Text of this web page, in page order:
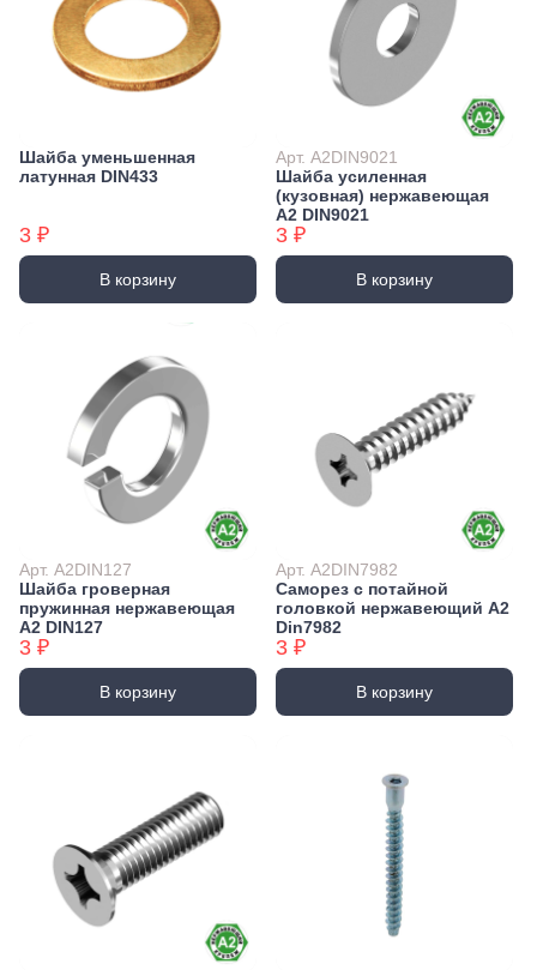
Шайба уменьшенная
латунная DIN433
3 ₽
В корзину
Арт. А2DIN9021
Шайба усиленная
(кузовная) нержавеющая
А2 DIN9021
3 ₽
В корзину
Арт. А2DIN127
Шайба гроверная
пружинная нержавеющая
А2 DIN127
3 ₽
В корзину
Арт. А2DIN7982
Саморез с потайной
головкой нержавеющий А2
Din7982
3 ₽
В корзину